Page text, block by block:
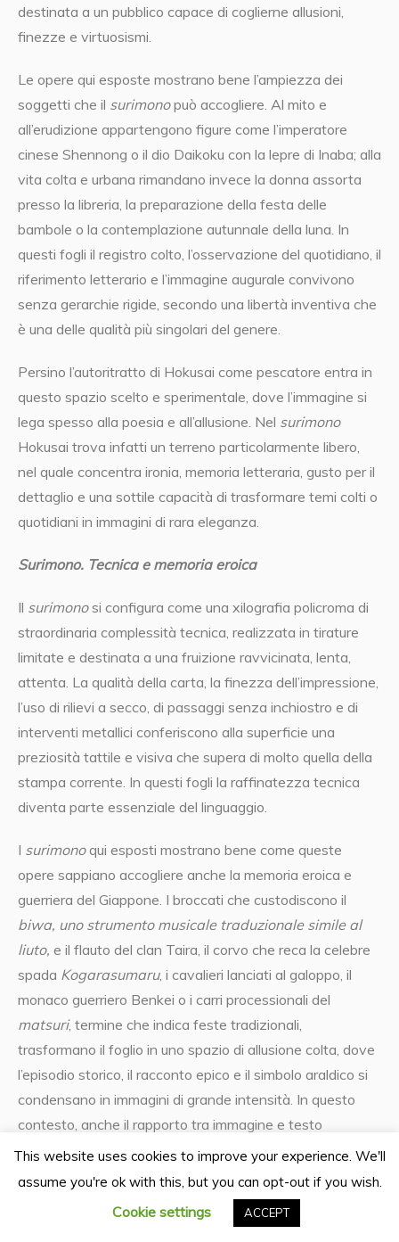
destinata a un pubblico capace di coglierne allusioni,
finezze e virtuosismi.
Le opere qui esposte mostrano bene l’ampiezza dei
soggetti che il surimonopuò accogliere. Al mito e
all’erudizione appartengono figure come l’imperatore
cinese Shennong o il dio Daikoku con la lepre di Inaba; alla
vita colta e urbana rimandano invece la donna assorta
presso la libreria, la preparazione della festa delle
bambole o la contemplazione autunnale della luna. In
questi fogli il registro colto, l’osservazione del quotidiano, il
riferimento letterario e l’immagine augurale convivono
senza gerarchie rigide, secondo una libertà inventiva che
è una delle qualità più singolari del genere.
Persino l’autoritratto di Hokusai come pescatore entra in
questo spazio scelto e sperimentale, dove l’immagine si
lega spesso alla poesia e all’allusione. Nel surimono
Hokusai trova infatti un terreno particolarmente libero,
nel quale concentra ironia, memoria letteraria, gusto per il
dettaglio e una sottile capacità di trasformare temi colti o
quotidiani in immagini di rara eleganza.
Surimono. Tecnica e memoria eroica
Il surimonosi configura come una xilografia policroma di
straordinaria complessità tecnica, realizzata in tirature
limitate e destinata a una fruizione ravvicinata, lenta,
attenta. La qualità della carta, la finezza dell’impressione,
l’uso di rilievi a secco, di passaggi senza inchiostro e di
interventi metallici conferiscono alla superficie una
preziosità tattile e visiva che supera di molto quella della
stampa corrente. In questi fogli la raffinatezza tecnica
diventa parte essenziale del linguaggio.
I surimonoqui esposti mostrano bene come queste
opere sappiano accogliere anche la memoria eroica e
guerriera del Giappone. I broccati che custodiscono il
biwa, uno strumento musicale traduzionale simile al
liuto, e il flauto del clan Taira, il corvo che reca la celebre
spada Kogarasumaru, i cavalieri lanciati al galoppo, il
monaco guerriero Benkei o i carri processionali del
matsuri, termine che indica feste tradizionali,
trasformano il foglio in uno spazio di allusione colta, dove
l’episodio storico, il racconto epico e il simbolo araldico si
condensano in immagini di grande intensità. In questo
contesto, anche il rapporto tra immagine e testo
raggiunge una forma particolarmente compiuta: poesie,
iscrizioni e riferimenti letterari non accompagnano
semplicemente la scena, ma ne fanno parte, ne
modulano il ritmo, ne ampliano il significato.
This website uses cookies to improve your experience. We'll
assume you're ok with this, but you can opt-out if you wish.
Cookie settings ACCEPT